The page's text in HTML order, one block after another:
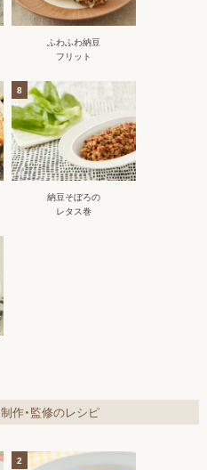
ふわふわ納豆
フリット
8
納豆そぼろの
レタス巻
制作・監修のレシピ
2